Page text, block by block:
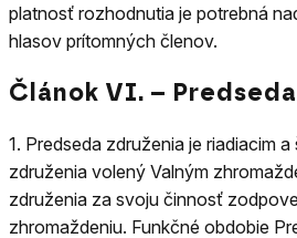
platnosť rozhodnutia je potrebná
hlasov prítomných členov.
Článok VI. –
1. Predseda združenia je riadiacim
združenia volený Valným
združenia za svoju činnosť
zhromaždeniu. Funkčné obdobie